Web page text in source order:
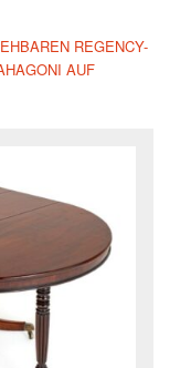
REGENCY-
AUF